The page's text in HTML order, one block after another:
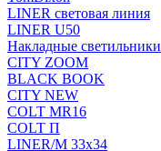
LINER световая линия
LINER U50
Накладные светильники
CITY ZOOM
BLACK BOOK
CITY NEW
COLT MR16
COLT П
LINER/М 33х34